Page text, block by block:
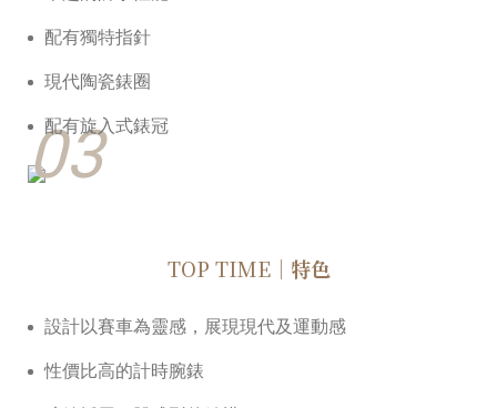
03
配有獨特指針
現代陶瓷錶圈
配有旋入式錶冠
TOP TIME｜特色
設計以賽車為靈感，展現現代及運動感
性價比高的計時腕錶